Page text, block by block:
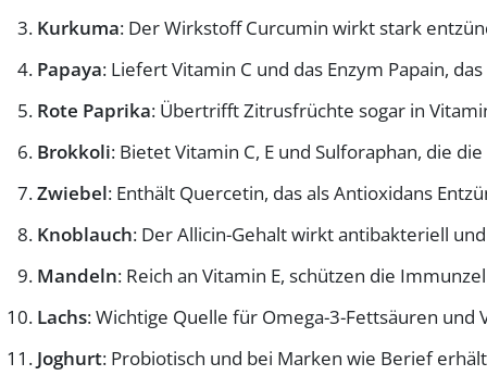
Kurkuma: Der Wirkstoff Curcumin wirkt stark
Papaya: Liefert Vitamin C und das Enzym Papain,
Rote Paprika: Übertrifft Zitrusfrüchte sogar in
Brokkoli: Bietet Vitamin C, E und Sulforaphan, die
Zwiebel: Enthält Quercetin, das als Antioxidans
Knoblauch: Der Allicin-Gehalt wirkt antibakteriell
Mandeln: Reich an Vitamin E, schützen die
Lachs: Wichtige Quelle für Omega-3-Fettsäuren und
Joghurt: Probiotisch und bei Marken wie Berief